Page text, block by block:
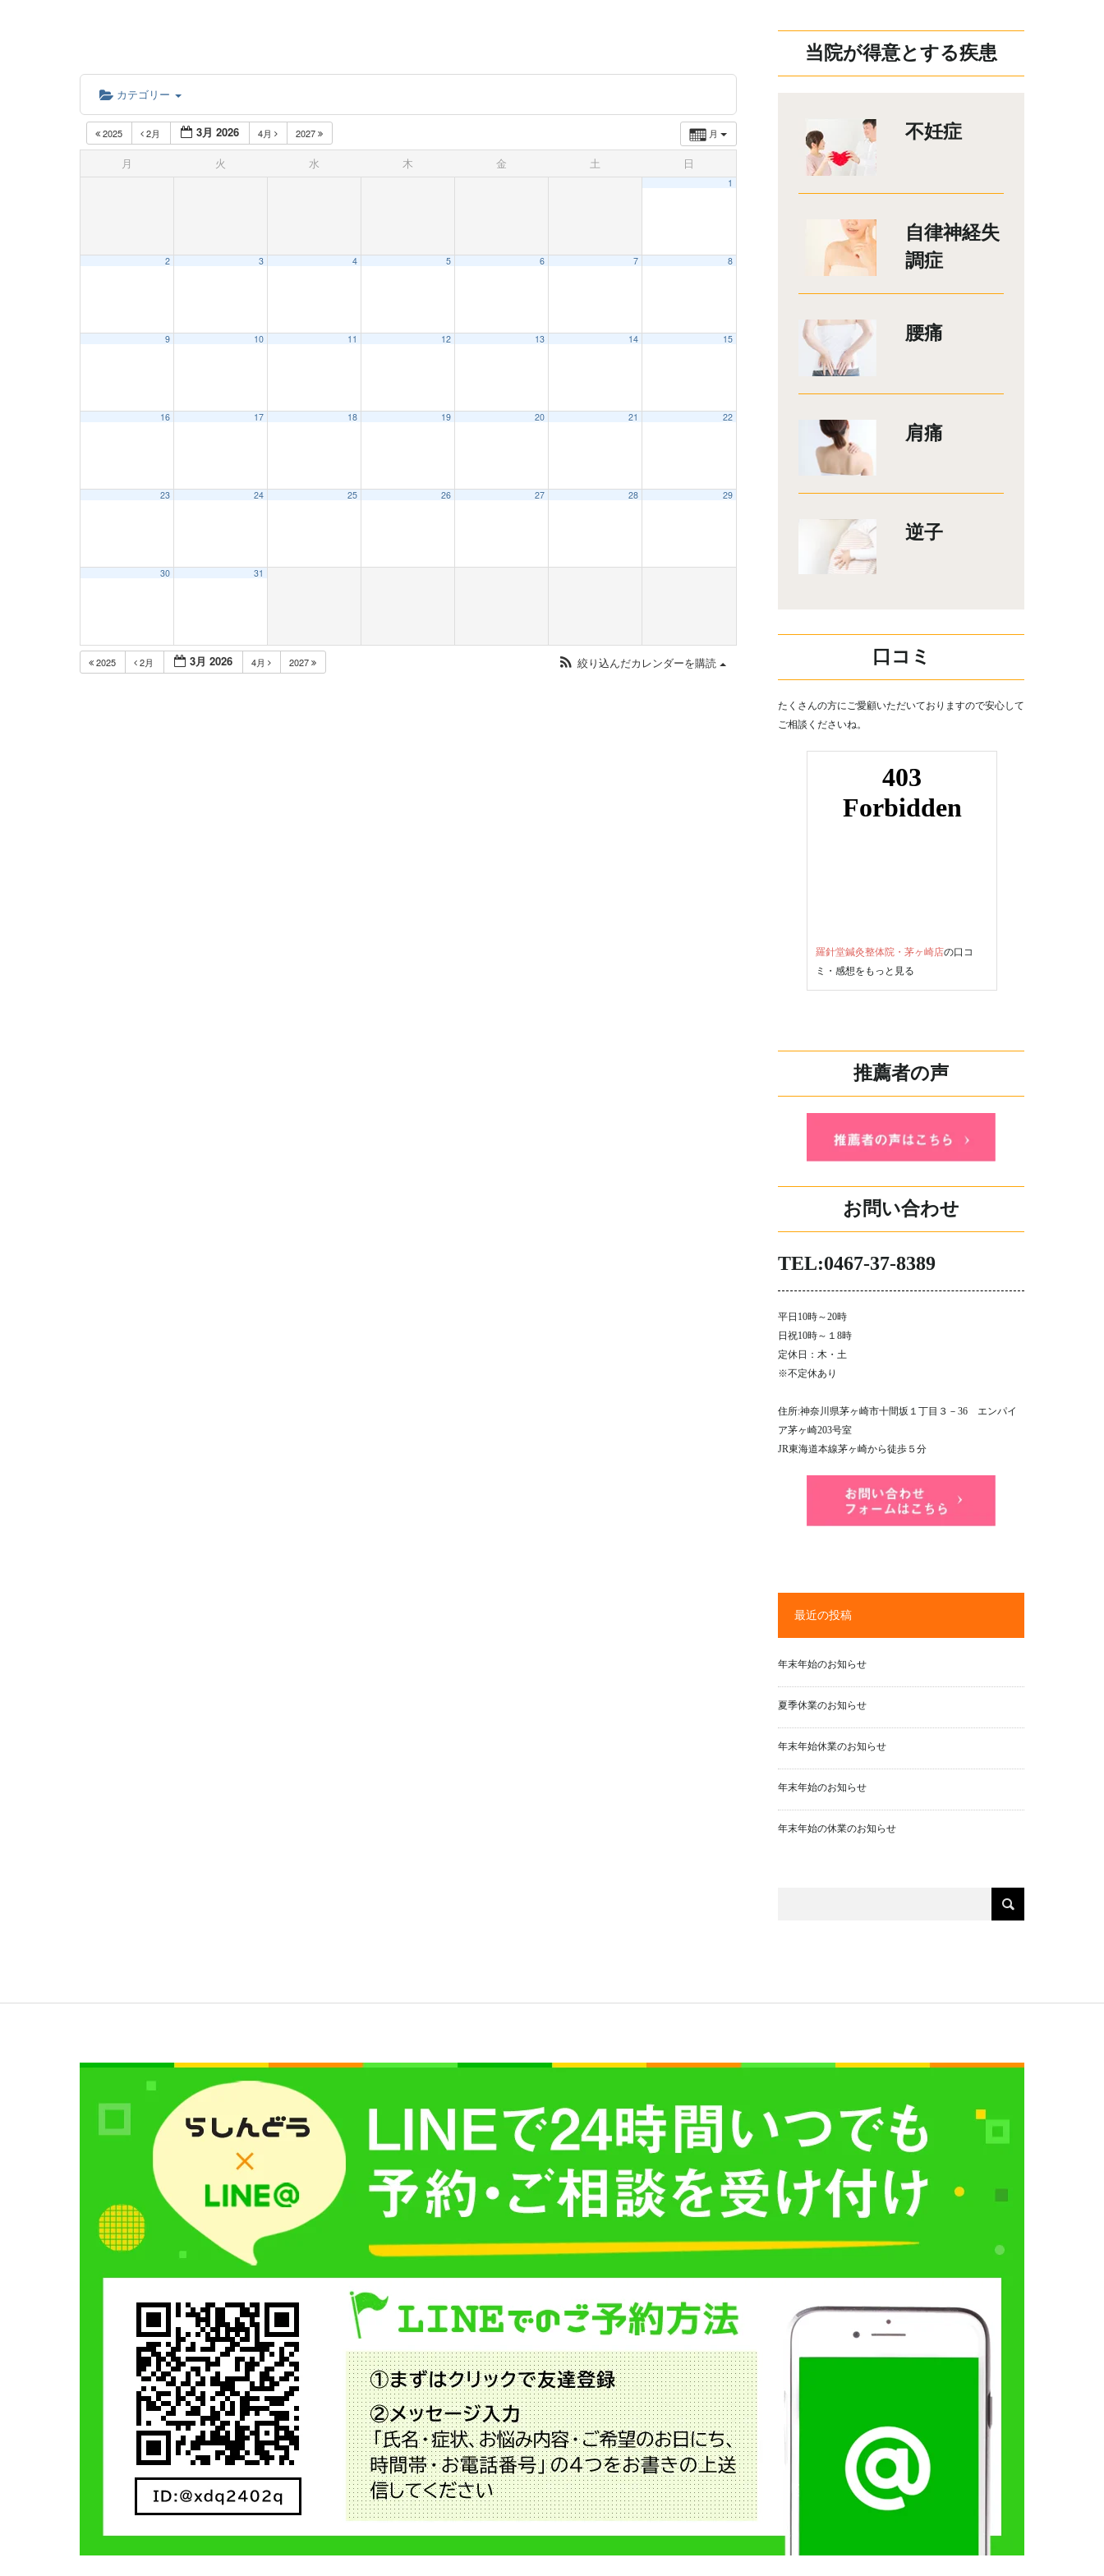
カテゴリー
月
2025 2月 3月 2026 4月 2027
月 火 水 木 金 土 日
1
2 3 4 5 6 7 8
9 10 11 12 13 14 15
16 17 18 19 20 21 22
23 24 25 26 27 28 29
30 31
2025 2月 3月 2026 4月 2027 絞り込んだカレンダーを購読
当院が得意とする疾患
不妊症
自律神経失
調症
腰痛
肩痛
逆子
口コミ
たくさんの方にご愛顧いただいておりますので安心して
ご相談くださいね。
羅針堂鍼灸整体院・茅ヶ崎店の口コ
ミ・感想をもっと見る
推薦者の声
お問い合わせ
TEL:0467-37-8389
平日10時～20時
日祝10時～１8時
定休日：木・土
※不定休あり
住所:神奈川県茅ヶ崎市十間坂１丁目３－36 エンパイ
ア茅ヶ崎203号室
JR東海道本線茅ヶ崎から徒歩５分
最近の投稿
年末年始のお知らせ
夏季休業のお知らせ
年末年始休業のお知らせ
年末年始のお知らせ
年末年始の休業のお知らせ